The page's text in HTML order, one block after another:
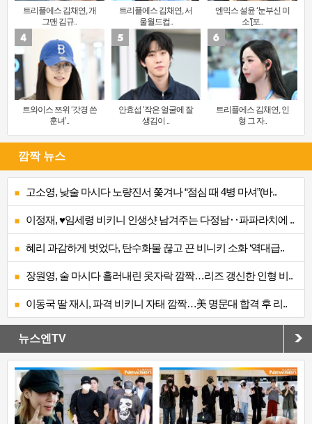
트리플에스 김채연, 개
그맨 김규..
트리플에스 김채연, 서
울월드컵..
엔믹스 설윤 ‘눈부신 미
소’[포..
트와이스 쯔위 ‘갓경 쓴
훈녀’..
안효섭 ‘작은 얼굴에 잘
생김이 ..
트리플에스 김채연, 인
형 그 자..
깜짝 뉴스
고소영, 낮술 마시다 노량진서 쫓겨나 “점심 때 4병 마셔”(바..
이정재, ♥임세령 비키니 인생샷 남겨주는 다정남‥파파라치에 ..
혜리 과감하게 벗었다, 탄수화물 끊고 끈 비니키 소화 ‘역대급..
장원영, 술 마시다 흘러내린 옷자락 깜짝…리즈 갱신한 인형 비..
이동국 딸 재시, 파격 비키니 자태 깜짝…美 명문대 합격 후 리..
뉴스엔TV